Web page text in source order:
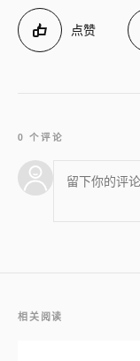
点赞
0 个评论
相关阅读